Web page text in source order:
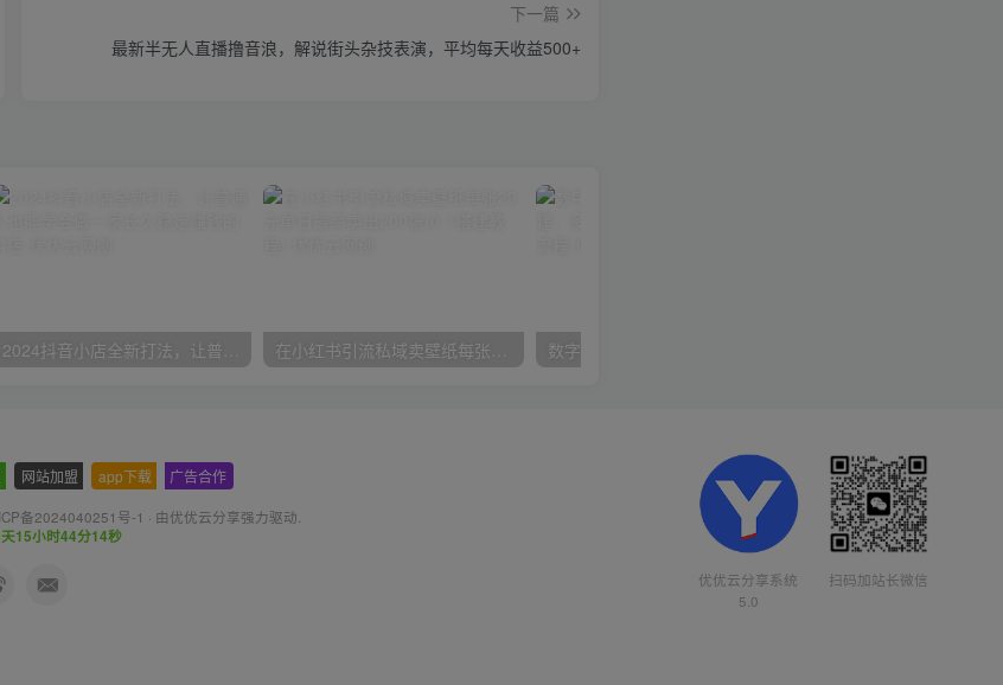
下一篇
最新半无人直播撸音浪，解说街头杂技表演，平均每天收益500+
2024抖音小店全新打法，让普通人也能学会做一家长久稳定赚钱的抖店 在小红书引流私域卖壁纸每张29元单日最高卖出200张(0-1搭建教程)
网站加盟 app下载 广告合作
备2024040251号-1 · 由优优云分享强力驱动.
15小时44分16秒
优优云分享系统
5.0
扫码加站长微信